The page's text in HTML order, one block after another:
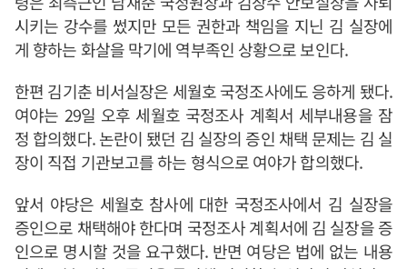
시키는 강수를 썼지만 모든 권한과 책임을 지닌 김 실장에
게 향하는 화살을 막기에 역부족인 상황으로 보인다.
한편 김기춘 비서실장은 세월호 국정조사에도 응하게 됐다.
여야는 29일 오후 세월호 국정조사 계획서 세부내용을 잠
정 합의했다. 논란이 됐던 김 실장의 증인 채택 문제는 김 실
장이 직접 기관보고를 하는 형식으로 여야가 합의했다.
앞서 야당은 세월호 참사에 대한 국정조사에서 김 실장을
증인으로 채택해야 한다며 국정조사 계획서에 김 실장을 증
인으로 명시할 것을 요구했다. 반면 여당은 법에 없는 내용